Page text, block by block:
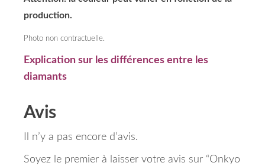
production.
Photo non contractuelle.
Explication sur les différences entre les
diamants
Avis
Il n’y a pas encore d’avis.
Soyez le premier à laisser votre avis sur “Onkyo